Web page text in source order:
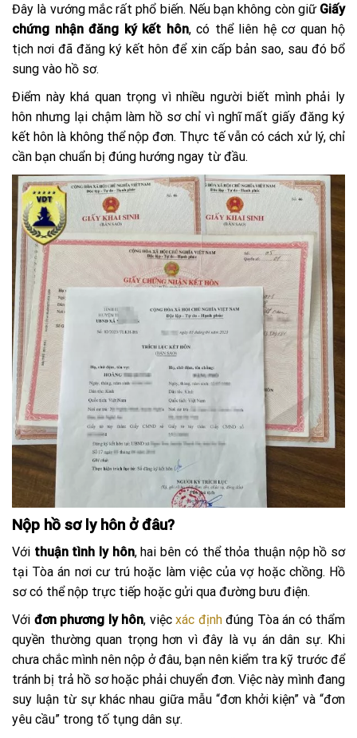
Đây là vướng mắc rất phổ biến. Nếu bạn không còn giữ Giấy
chứng nhận đăng ký kết hôn, có thể liên hệ cơ quan hộ
tịch nơi đã đăng ký kết hôn để xin cấp bản sao, sau đó bổ
sung vào hồ sơ.
Điểm này khá quan trọng vì nhiều người biết mình phải ly
hôn nhưng lại chậm làm hồ sơ chỉ vì nghĩ mất giấy đăng ký
kết hôn là không thể nộp đơn. Thực tế vẫn có cách xử lý, chỉ
cần bạn chuẩn bị đúng hướng ngay từ đầu.
Nộp hồ sơ ly hôn ở đâu?
Với thuận tình ly hôn, hai bên có thể thỏa thuận nộp hồ sơ
tại Tòa án nơi cư trú hoặc làm việc của vợ hoặc chồng. Hồ
sơ có thể nộp trực tiếp hoặc gửi qua đường bưu điện.
Với đơn phương ly hôn, việc xác địnhđúng Tòa án có thẩm
quyền thường quan trọng hơn vì đây là vụ án dân sự. Khi
chưa chắc mình nên nộp ở đâu, bạn nên kiểm tra kỹ trước để
tránh bị trả hồ sơ hoặc phải chuyển đơn. Việc này mình đang
suy luận từ sự khác nhau giữa mẫu “đơn khởi kiện” và “đơn
yêu cầu” trong tố tụng dân sự.